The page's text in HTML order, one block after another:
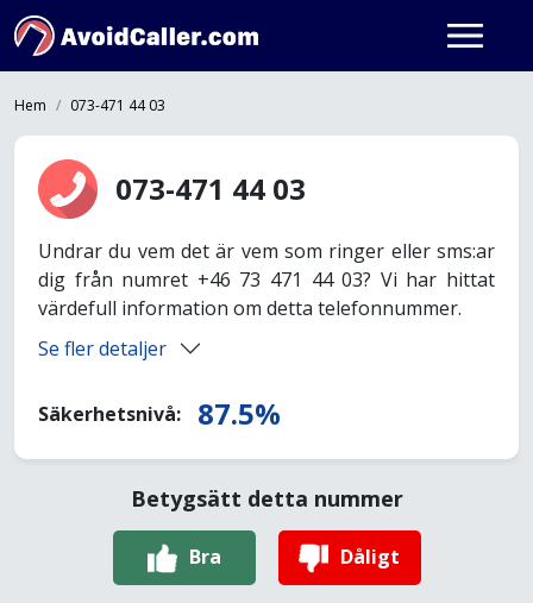
Hem 073-471 44 03
073-471 44 03
Undrar du vem det är vem som ringer eller sms:ar
dig från numret +46 73 471 44 03? Vi har hittat
värdefull information om detta telefonnummer.
Se fler detaljer
Säkerhetsnivå: 87.5%
Betygsätt detta nummer
Bra Dåligt